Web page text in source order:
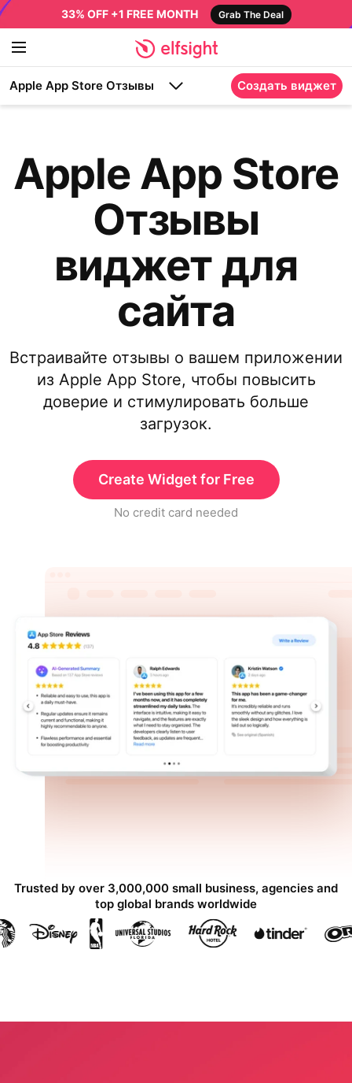
33% OFF +1 FREE MONTH Grab The Deal
Apple App Store Отзывы Создать виджет
Apple App Store
Отзывы
виджет для
сайта
Встраивайте отзывы о вашем приложении
из Apple App Store, чтобы повысить
доверие и стимулировать больше
загрузок.
Create Widget for Free
No credit card needed
Trusted by over 3,000,000 small business, agencies and
top global brands worldwide